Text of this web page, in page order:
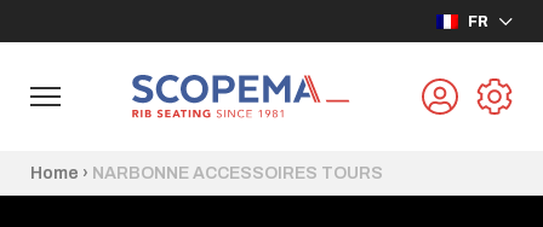
FR
Home › NARBONNE ACCESSOIRES TOURS